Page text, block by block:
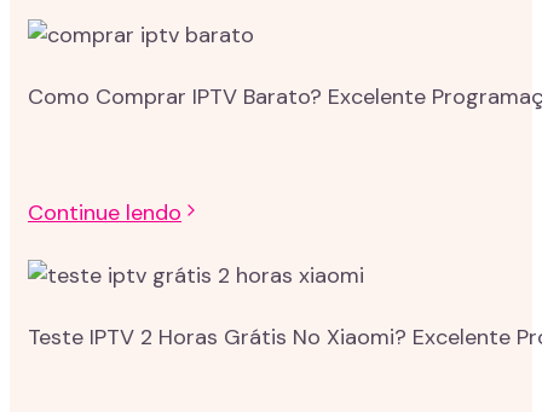
Como Comprar IPTV Barato? Excelente
Continue lendo
Teste IPTV 2 Horas Grátis No Xiaomi? Excelente